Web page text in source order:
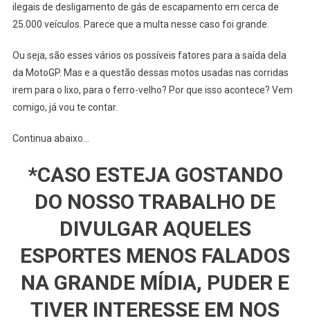
ilegais de desligamento de gás de escapamento em cerca de
25.000 veículos. Parece que a multa nesse caso foi grande.
Ou seja, são esses vários os possíveis fatores para a saída dela
da MotoGP. Mas e a questão dessas motos usadas nas corridas
irem para o lixo, para o ferro-velho? Por que isso acontece? Vem
comigo, já vou te contar.
Continua abaixo…
*CASO ESTEJA GOSTANDO
DO NOSSO TRABALHO DE
DIVULGAR AQUELES
ESPORTES MENOS FALADOS
NA GRANDE MÍDIA, PUDER E
TIVER INTERESSE EM NOS